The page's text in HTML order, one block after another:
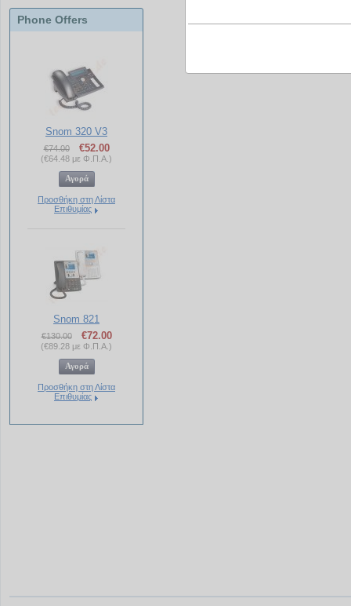
Phone Offers
Snom 320 V3
€74.00 €52.00
(€64.48 με Φ.Π.Α.)
Προσθήκη στη Λίστα
Επιθυμίας
Snom 821
€130.00 €72.00
(€89.28 με Φ.Π.Α.)
Προσθήκη στη Λίστα
Επιθυμίας